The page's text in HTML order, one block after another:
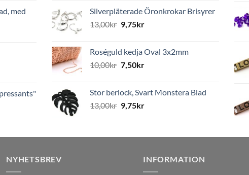
med
Silverpläterade Öronkrokar Brisyrer
13,00kr 9,75kr
Roséguld kedja Oval 3x2mm
10,00kr 7,50kr
Stor berlock, Svart Monstera Blad
13,00kr 9,75kr
NYHETSBREV INFORMATION